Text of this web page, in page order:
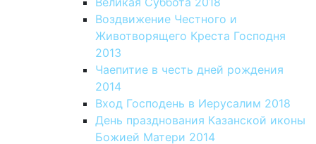
Воздвижение Честного и
Животворящего Креста Господня
2013
Чаепитие в честь дней рождения
2014
Вход Господень в Иерусалим 2018
День празднования Казанской иконы
Божией Матери 2014